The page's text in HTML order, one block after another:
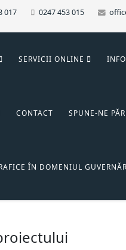
017 0247 453 015
SERVICII ONLINE
CONTACT SPUNE-NE
ÎN DOMENIUL